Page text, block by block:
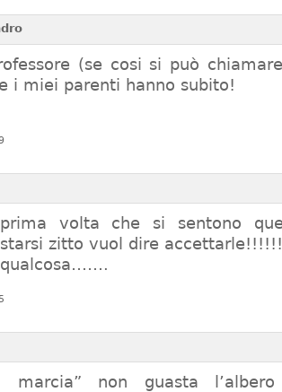
(se cosi si può
i miei parenti hanno subito!
volta che si sentono
zitto vuol dire accettarle!!!!!!
marcia” non guasta